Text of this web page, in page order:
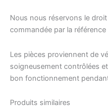
Nous nous réservons le
commandée par la
Les pièces proviennent de
soigneusement contrôlées
bon fonctionnement
Produits similaires